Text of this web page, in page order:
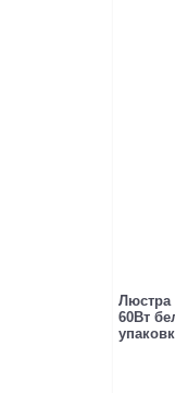
Люстра
60Вт